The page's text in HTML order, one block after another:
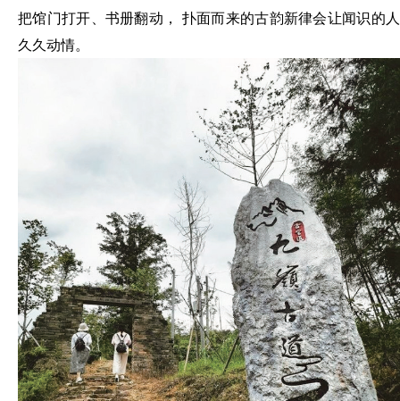
把馆门打开、书册翻动， 扑面而来的古韵新律会让闻识的人
久久动情。